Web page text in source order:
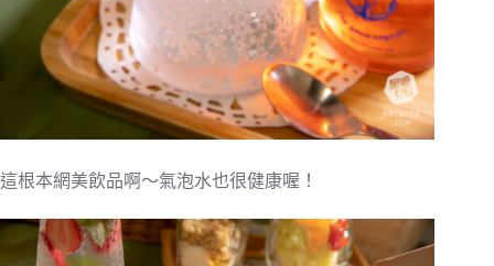
這根本網美飲品啊～氣泡水也很健康喔！